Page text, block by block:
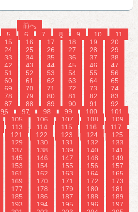
前へ
5 6 7 8 9 10
11
15 16 17 18 19
20
24 25 26 27 28
29
33 34 35 36 37
38
42 43 44 45 46
47
51 52 53 54 55
56
60 61 62 63 64
65
69 70 71 72 73
74
78 79 80 81 82
83
87 88 89 90 91
92
96 97 98 99 100
101
105 106 107 108
109
113 114 115 116
117
121 122 123 124
125
129 130 131 132
133
137 138 139 140
141
145 146 147 148
149
153 154 155 156
157
161 162 163 164
165
169 170 171 172
173
177 178 179 180
181
185 186 187 188
189
193 194 195 196
197